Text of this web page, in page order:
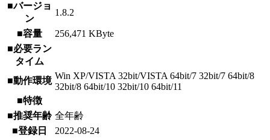
■バージョ
ン
1.8.2
■容量
256,471 KByte
■必要ラン
タイム
■動作環境 Win XP/VISTA 32bit/VISTA 64bit/7 32bit/7 64bit/8
32bit/8 64bit/10 32bit/10 64bit/11
■特徴
■推奨年齢 全年齢
■登録日
2022-08-24